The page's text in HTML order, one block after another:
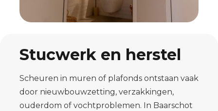
Stucwerk en herstel
Scheuren in muren of plafonds ontstaan vaak
door nieuwbouwzetting, verzakkingen,
ouderdom of vochtproblemen. In Baarschot